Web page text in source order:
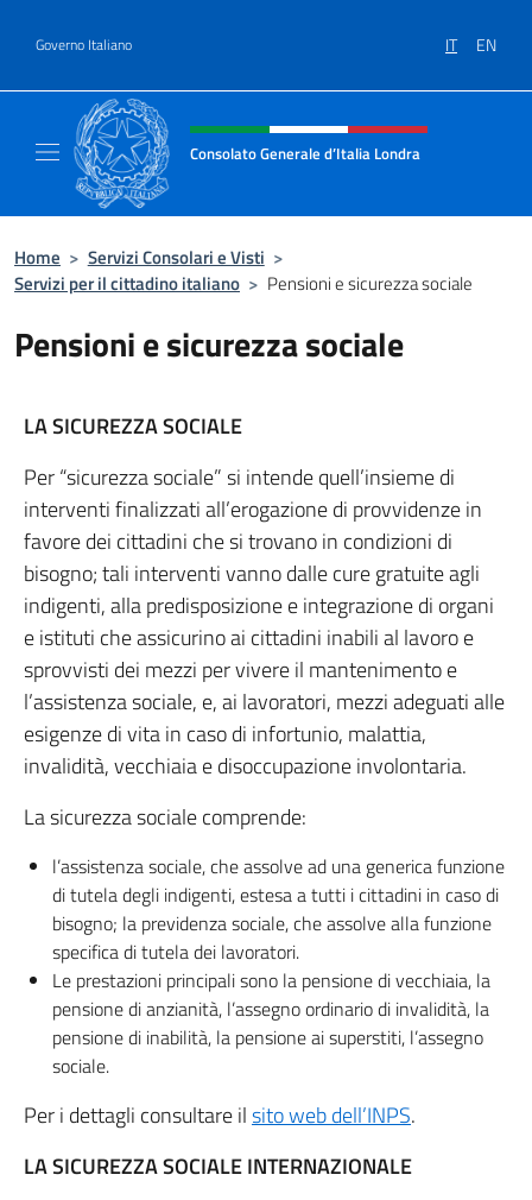
Governo Italiano IT EN
Intestazione sito, social e menù
Consolato Generale d’Italia Londra
Home > Servizi Consolari e Visti >
Servizi per il cittadino italiano > Pensioni e sicurezza sociale
Pensioni e sicurezza sociale
LA SICUREZZA SOCIALE
Per “sicurezza sociale” si intende quell’insieme di
interventi finalizzati all’erogazione di provvidenze in
favore dei cittadini che si trovano in condizioni di
bisogno; tali interventi vanno dalle cure gratuite agli
indigenti, alla predisposizione e integrazione di organi
e istituti che assicurino ai cittadini inabili al lavoro e
sprovvisti dei mezzi per vivere il mantenimento e
l’assistenza sociale, e, ai lavoratori, mezzi adeguati alle
esigenze di vita in caso di infortunio, malattia,
invalidità, vecchiaia e disoccupazione involontaria.
La sicurezza sociale comprende:
l’assistenza sociale, che assolve ad una generica funzione
di tutela degli indigenti, estesa a tutti i cittadini in caso di
bisogno; la previdenza sociale, che assolve alla funzione
specifica di tutela dei lavoratori.
Le prestazioni principali sono la pensione di vecchiaia, la
pensione di anzianità, l’assegno ordinario di invalidità, la
pensione di inabilità, la pensione ai superstiti, l’assegno
sociale.
Per i dettagli consultare ilsito web dell’INPS.
LA SICUREZZA SOCIALE INTERNAZIONALE